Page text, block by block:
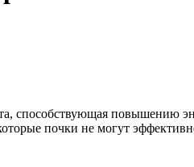
способствующая повышению
почки не могут